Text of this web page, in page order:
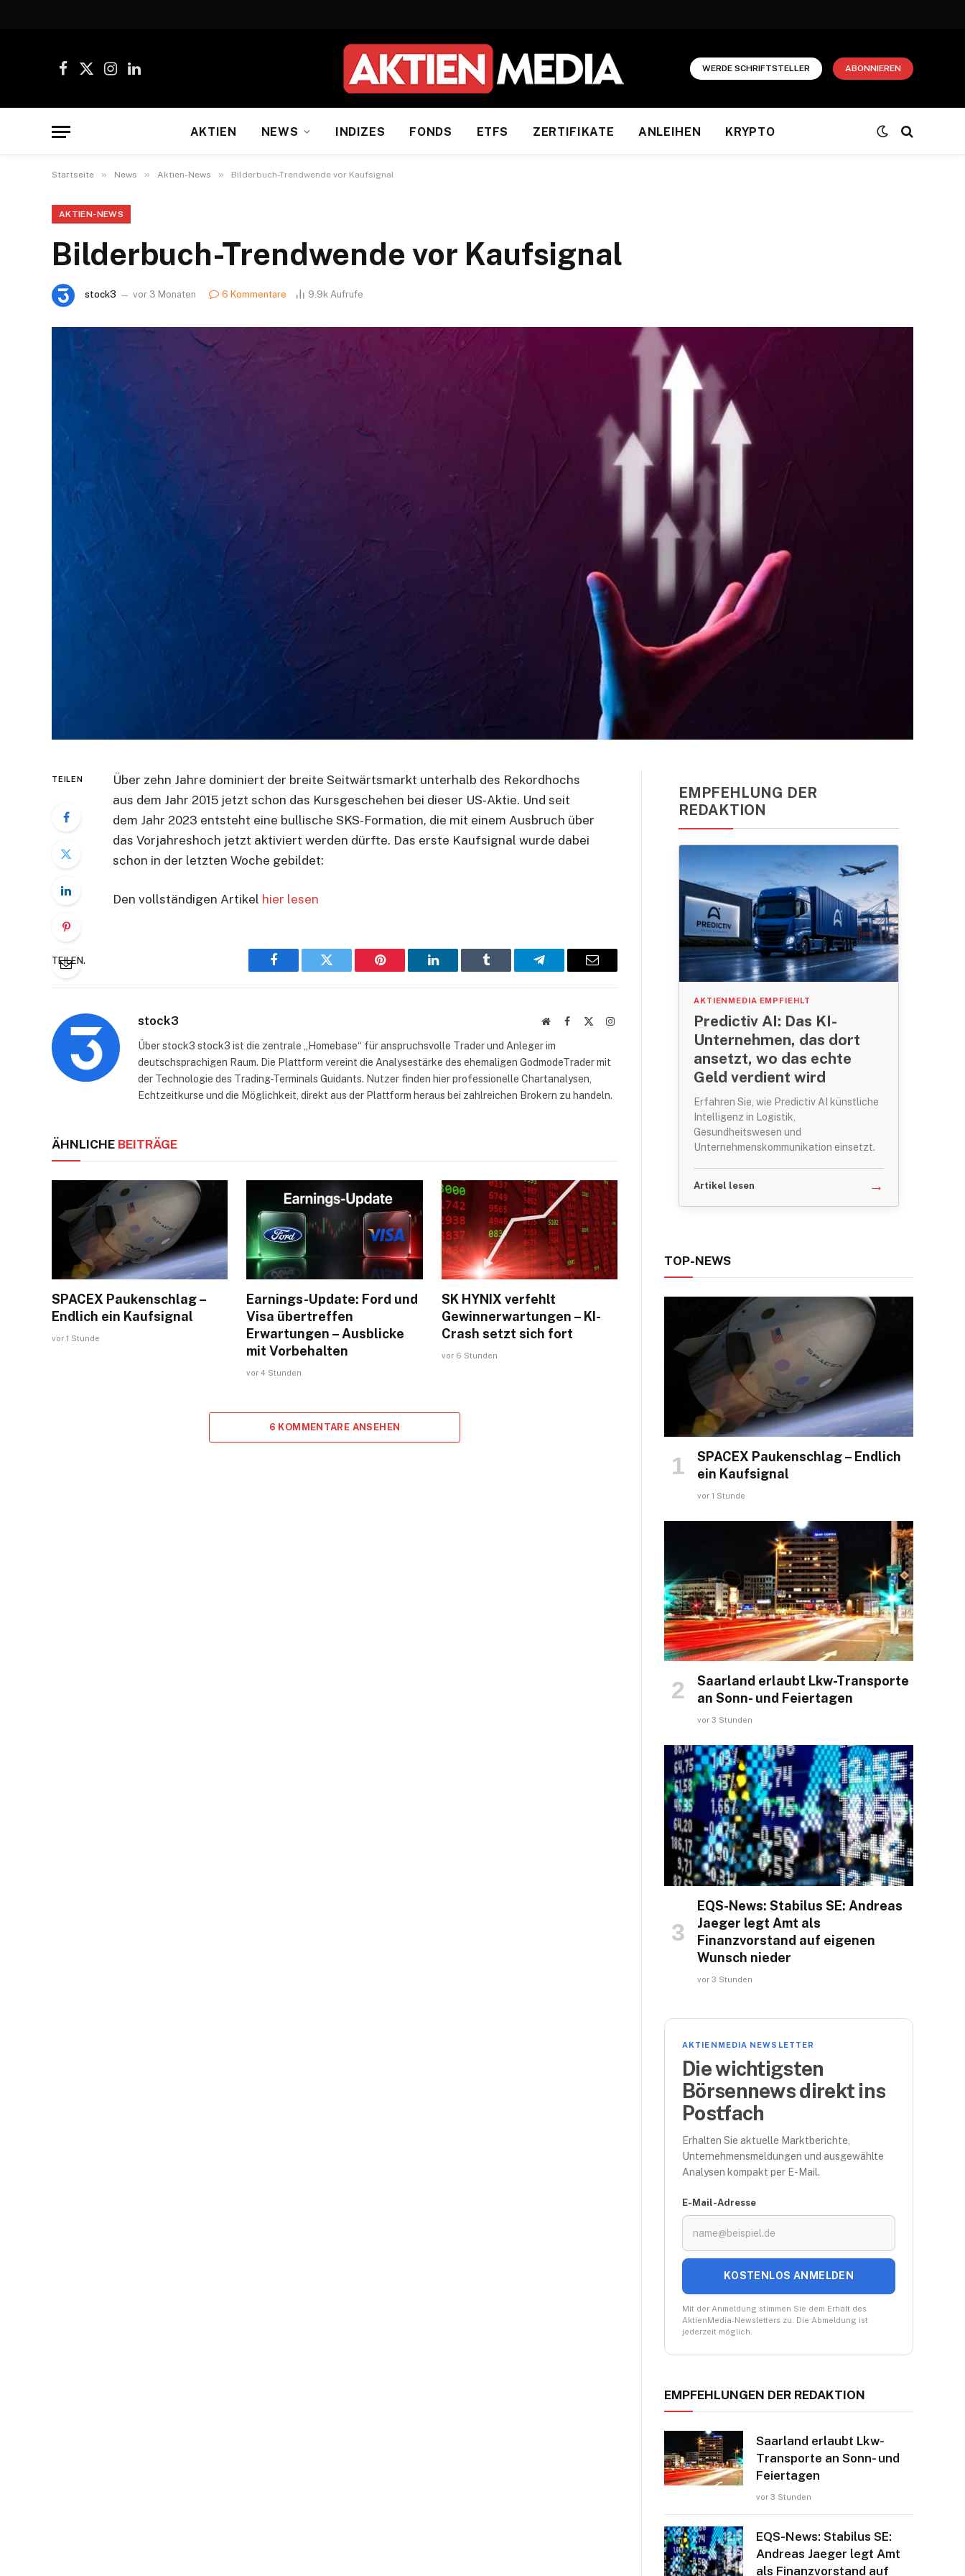
Facebook
X
InstagramLinkedIn
WERDE SCHRIFTSTELLER ABONNIEREN
AKTIEN NEWS INDIZES FONDS ETFS ZERTIFIKATE ANLEIHEN KRYPTO
Startseite » News » Aktien-News » Bilderbuch-Trendwende vor Kaufsignal
AKTIEN-NEWS
Bilderbuch-Trendwende vor Kaufsignal
stock3 vor 3 Monaten 6 Kommentare 9.9k Aufrufe
TEILEN
Über zehn Jahre dominiert der breite Seitwärtsmarkt unterhalb des Rekordhochs
aus dem Jahr 2015 jetzt schon das Kursgeschehen bei dieser US-Aktie. Und seit
dem Jahr 2023 entsteht eine bullische SKS-Formation, die mit einem Ausbruch über
das Vorjahreshoch jetzt aktiviert werden dürfte. Das erste Kaufsignal wurde dabei
schon in der letzten Woche gebildet:
Den vollständigen Artikel hier lesen
TEILEN.
Facebook Twitter Pinterest LinkedIn Tumblr Telegram E-
stock3 WebsiteFacebook Instagram
Über stock3 stock3 ist die zentrale „Homebase“ für anspruchsvolle Trader und Anleger im
deutschsprachigen Raum. Die Plattform vereint die Analysestärke des ehemaligen GodmodeTrader mit
der Technologie des Trading-Terminals Guidants. Nutzer finden hier professionelle Chartanalysen,
Echtzeitkurse und die Möglichkeit, direkt aus der Plattform heraus bei zahlreichen Brokern zu handeln.
ÄHNLICHE BEITRÄGE
SPACEX Paukenschlag –
Endlich ein Kaufsignal
vor 1 Stunde
Earnings-Update: Ford und
Visa übertreffen
Erwartungen – Ausblicke
mit Vorbehalten
vor 4 Stunden
SK HYNIX verfehlt
Gewinnerwartungen – KI-
Crash setzt sich fort
vor 6 Stunden
6 KOMMENTARE ANSEHEN
EMPFEHLUNG DER
REDAKTION
AKTIENMEDIA EMPFIEHLT
Predictiv AI: Das KI-
Unternehmen, das dort
ansetzt, wo das echte
Geld verdient wird
Erfahren Sie, wie Predictiv AI künstliche
Intelligenz in Logistik,
Gesundheitswesen und
Unternehmenskommunikation einsetzt.
Artikel lesen →
TOP-NEWS
SPACEX Paukenschlag – Endlich
ein Kaufsignal
vor 1 Stunde
Saarland erlaubt Lkw-Transporte
an Sonn- und Feiertagen
vor 3 Stunden
EQS-News: Stabilus SE: Andreas
Jaeger legt Amt als
Finanzvorstand auf eigenen
Wunsch nieder
vor 3 Stunden
AKTIENMEDIA NEWSLETTER
Die wichtigsten
Börsennews direkt ins
Postfach
Erhalten Sie aktuelle Marktberichte,
Unternehmensmeldungen und ausgewählte
Analysen kompakt per E-Mail.
E-Mail-Adresse
KOSTENLOS ANMELDEN
Mit der Anmeldung stimmen Sie dem Erhalt des
AktienMedia-Newsletters zu. Die Abmeldung ist
jederzeit möglich.
EMPFEHLUNGEN DER REDAKTION
Saarland erlaubt Lkw-
Transporte an Sonn- und
Feiertagen
vor 3 Stunden
EQS-News: Stabilus SE:
Andreas Jaeger legt Amt
als Finanzvorstand auf